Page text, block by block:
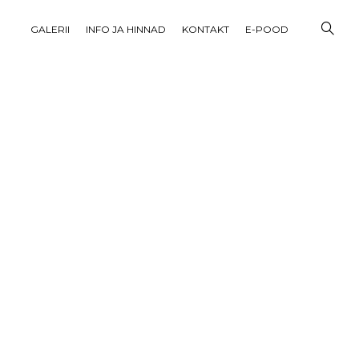
GALERII INFO JA HINNAD KONTAKT E-POOD